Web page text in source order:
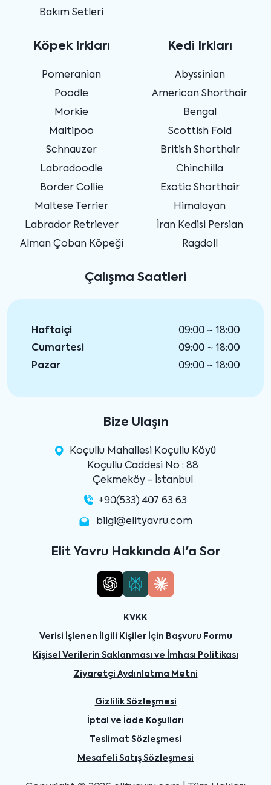
Bakım Setleri
Köpek Irkları
Pomeranian
Poodle
Morkie
Maltipoo
Schnauzer
Labradoodle
Border Collie
Maltese Terrier
Labrador Retriever
Alman Çoban Köpeği
Kedi Irkları
Abyssinian
American Shorthair
Bengal
Scottish Fold
British Shorthair
Chinchilla
Exotic Shorthair
Himalayan
İran Kedisi Persian
Ragdoll
Çalışma Saatleri
Haftaiçi
09:00 ~ 18:00
Cumartesi
09:00 ~ 18:00
Pazar
09:00 ~ 18:00
Bize Ulaşın
Koçullu Mahallesi Koçullu Köyü
Koçullu Caddesi No : 88
Çekmeköy - İstanbul
+90(533) 407 63 63
bilgi@elityavru.com
Elit Yavru Hakkında AI'a Sor
KVKK
Verisi İşlenen İlgili Kişiler İçin Başvuru Formu
Kişisel Verilerin Saklanması ve İmhası Politikası
Ziyaretçi Aydınlatma Metni
Gizlilik Sözleşmesi
İptal ve İade Koşulları
Teslimat Sözleşmesi
Mesafeli Satış Sözleşmesi